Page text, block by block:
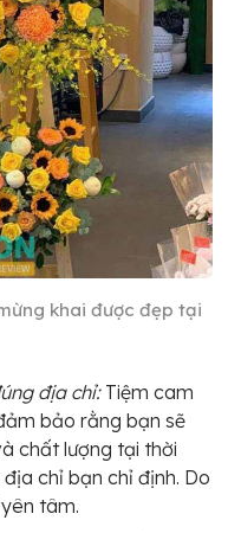
khai được đẹp tại
địa chỉ:Tiệm cam
bảo rằng bạn sẽ
chất lượng tại thời
chỉ bạn chỉ định. Do
tâm.